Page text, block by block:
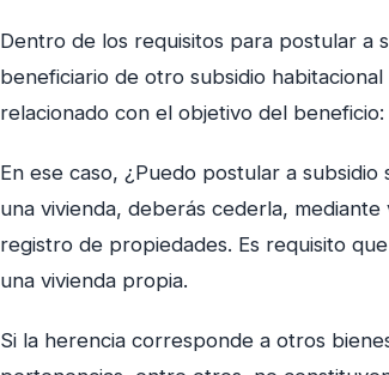
Dentro de los requisitos para postular a
beneficiario de otro subsidio
relacionado con el objetivo del
En ese caso, ¿Puedo postular a
una vivienda, deberás cederla,
registro de propiedades. Es requisito
una vivienda propia.
Si la herencia corresponde a otros